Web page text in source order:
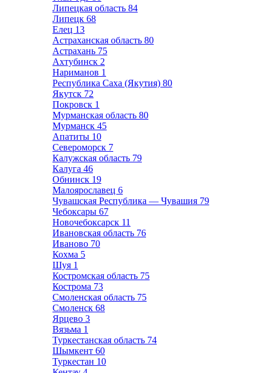
Липецкая область 84
Липецк 68
Елец 13
Астраханская область 80
Астрахань 75
Ахтубинск 2
Нариманов 1
Республика Саха (Якутия) 80
Якутск 72
Покровск 1
Мурманская область 80
Мурманск 45
Апатиты 10
Североморск 7
Калужская область 79
Калуга 46
Обнинск 19
Малоярославец 6
Чувашская Республика — Чувашия 79
Чебоксары 67
Новочебоксарск 11
Ивановская область 76
Иваново 70
Кохма 5
Шуя 1
Костромская область 75
Кострома 73
Смоленская область 75
Смоленск 68
Ярцево 3
Вязьма 1
Туркестанская область 74
Шымкент 60
Туркестан 10